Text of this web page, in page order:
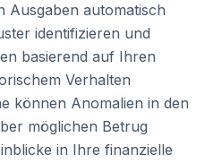
Ausgaben automatisch
identifizieren und
basierend auf Ihren
Verhalten
können Anomalien in den
möglichen Betrug
in Ihre finanzielle